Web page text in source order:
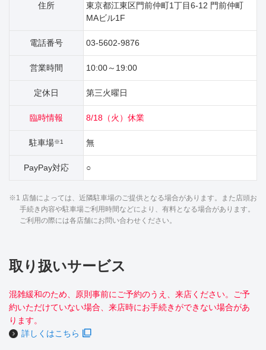
住所
東京都江東区門前仲町1丁目6‐12 門前仲町
MAビル1F
電話番号 03-5602-9876
営業時間 10:00～19:00
定休日 第三火曜日
臨時情報 8/18（火）休業
駐車場※1 無
PayPay対応 ○
※1 店舗によっては、近隣駐車場のご提供となる場合があります。また店頭お
手続き内容や駐車場ご利用時間などにより、有料となる場合があります。
ご利用の際には各店舗にお問い合わせください。
取り扱いサービス
混雑緩和のため、原則事前にご予約のうえ、来店ください。ご予
約いただけていない場合、来店時にお手続きができない場合があ
ります。
詳しくはこちら